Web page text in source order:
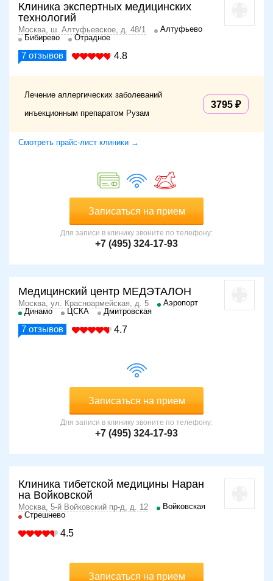
Клиника экспертных медицинских
технологий
Москва, ш. Алтуфьевское, д. 48/1
Алтуфьево
Бибирево
Отрадное
7 отзывов 4.8
Лечение аллергических заболеваний
инъекционным препаратом Рузам
3795
Смотреть прайс-лист клиники →
Записаться на прием
Для записи в клинику звоните по телефону:
+7 (495) 324-17-93
Медицинский центр МЕДЭТАЛОН
Москва, ул. Красноармейская, д. 5
Аэропорт
Динамо
ЦСКА Дмитровская
7 отзывов 4.7
Записаться на прием
Для записи в клинику звоните по телефону:
+7 (495) 324-17-93
Клиника тибетской медицины Наран
на Войковской
Москва, 5-й Войковский пр-д, д. 12
Войковская
Стрешнево
4.5
Записаться на прием